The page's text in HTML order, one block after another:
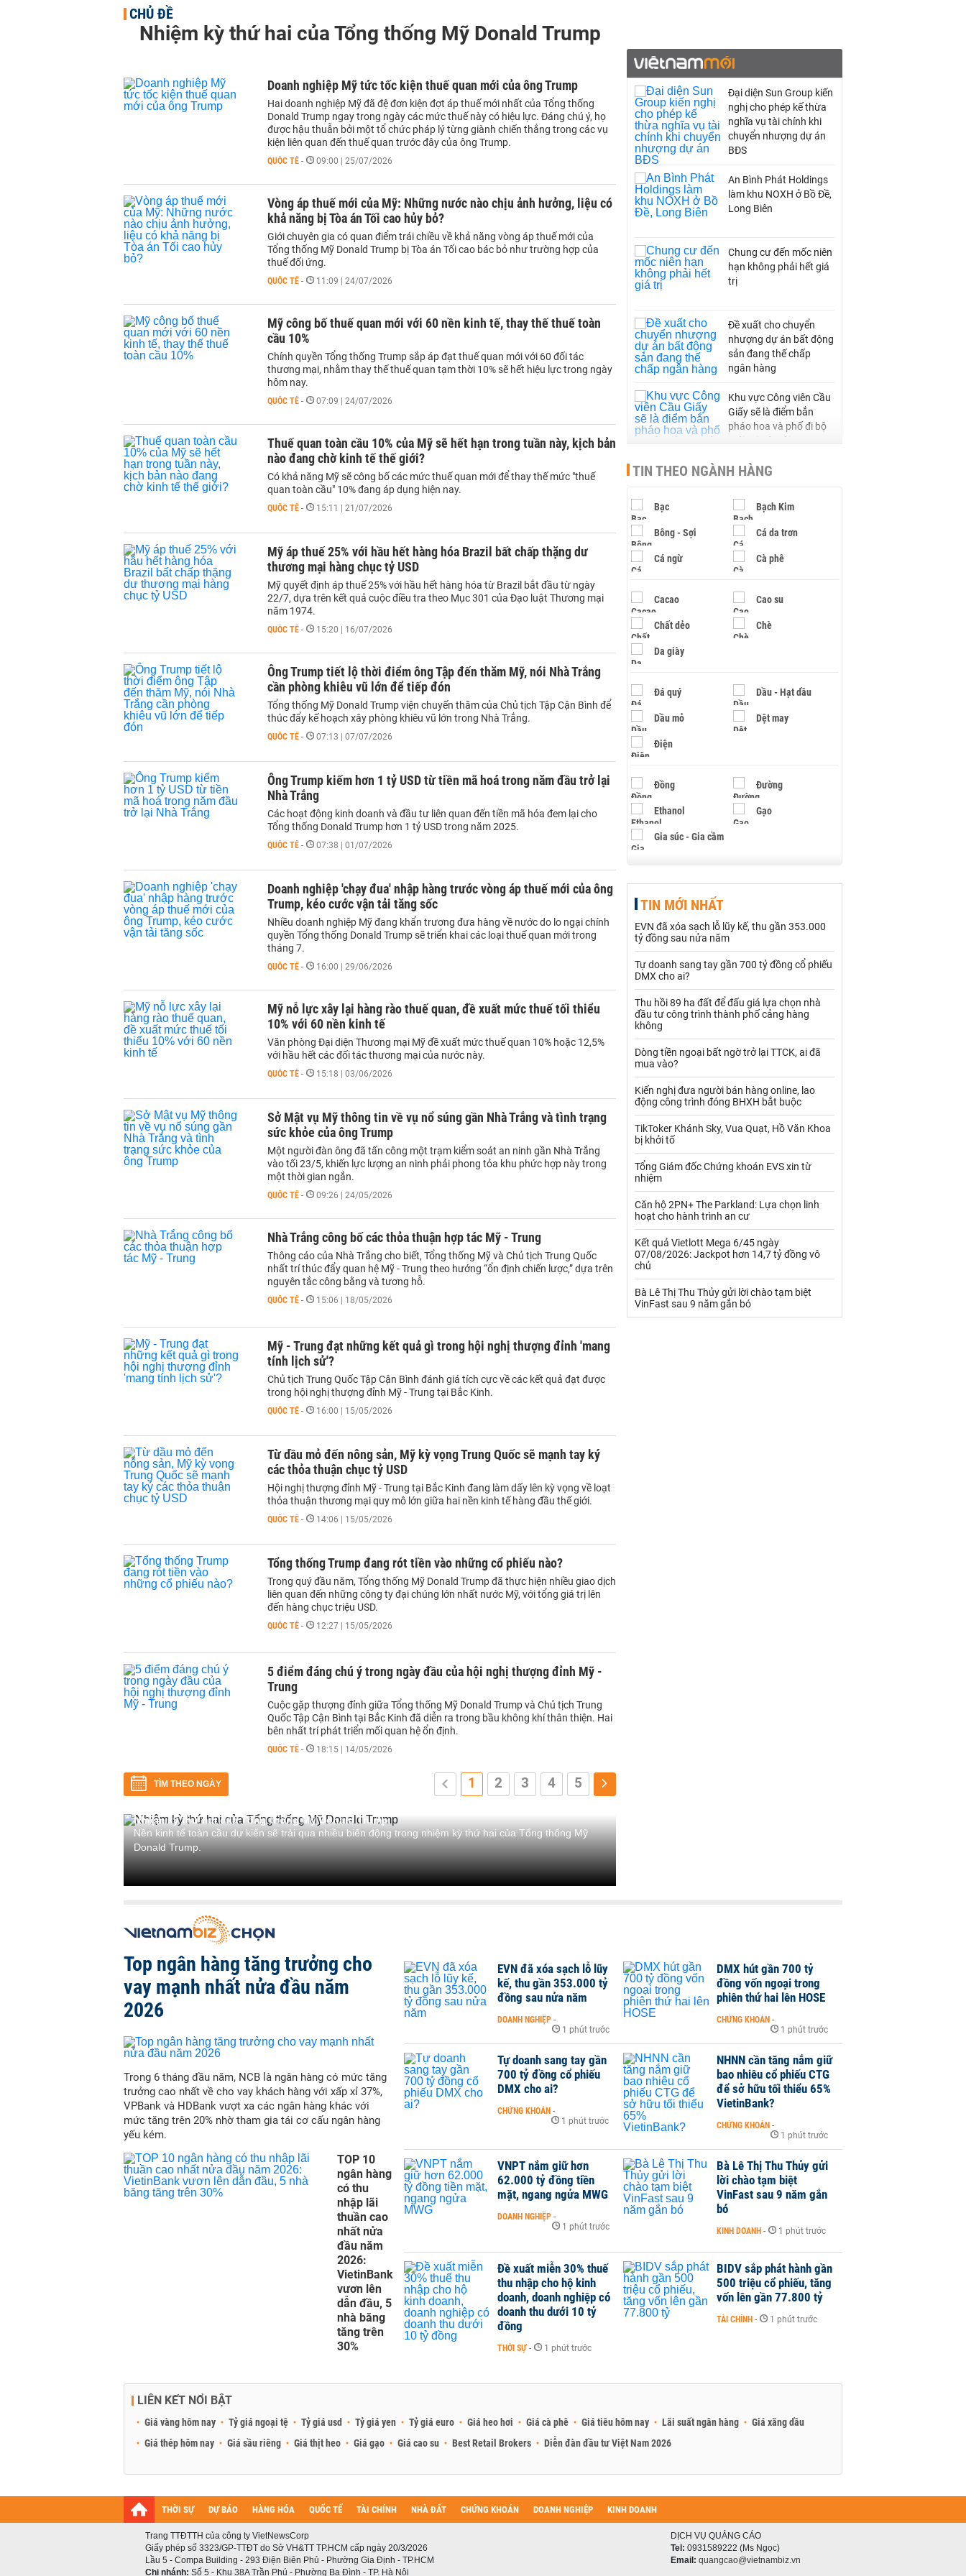
CHỦ ĐỀ
Nhiệm kỳ thứ hai của Tổng thống Mỹ Donald Trump
Doanh nghiệp Mỹ tức tốc kiện thuế quan mới của ông Trump
Hai doanh nghiệp Mỹ đã đệ đơn kiện đợt áp thuế mới nhất của Tổng thống
Donald Trump ngay trong ngày các mức thuế này có hiệu lực. Đáng chú ý, họ
được hậu thuẫn bởi một tổ chức pháp lý từng giành chiến thắng trong các vụ
kiện liên quan đến thuế quan trước đây của ông Trump.
QUỐC TẾ - 09:00 | 25/07/2026
Vòng áp thuế mới của Mỹ: Những nước nào chịu ảnh hưởng, liệu có
khả năng bị Tòa án Tối cao hủy bỏ?
Giới chuyên gia có quan điểm trái chiều về khả năng vòng áp thuế mới của
Tổng thống Mỹ Donald Trump bị Tòa án Tối cao bác bỏ như trường hợp của
thuế đối ứng.
QUỐC TẾ - 11:09 | 24/07/2026
Mỹ công bố thuế quan mới với 60 nền kinh tế, thay thế thuế toàn
cầu 10%
Chính quyền Tổng thống Trump sắp áp đạt thuế quan mới với 60 đối tác
thương mại, nhằm thay thế thuế quan tạm thời 10% sẽ hết hiệu lực trong ngày
hôm nay.
QUỐC TẾ - 07:09 | 24/07/2026
Thuế quan toàn cầu 10% của Mỹ sẽ hết hạn trong tuần này, kịch bản
nào đang chờ kinh tế thế giới?
Có khả năng Mỹ sẽ công bố các mức thuế quan mới để thay thế mức "thuế
quan toàn cầu" 10% đang áp dụng hiện nay.
QUỐC TẾ - 15:11 | 21/07/2026
Mỹ áp thuế 25% với hầu hết hàng hóa Brazil bất chấp thặng dư
thương mại hàng chục tỷ USD
Mỹ quyết định áp thuế 25% với hầu hết hàng hóa từ Brazil bắt đầu từ ngày
22/7, dựa trên kết quả cuộc điều tra theo Mục 301 của Đạo luật Thương mại
năm 1974.
QUỐC TẾ - 15:20 | 16/07/2026
Ông Trump tiết lộ thời điểm ông Tập đến thăm Mỹ, nói Nhà Trắng
cần phòng khiêu vũ lớn để tiếp đón
Tổng thống Mỹ Donald Trump viện chuyến thăm của Chủ tịch Tập Cận Bình để
thúc đẩy kế hoạch xây phòng khiêu vũ lớn trong Nhà Trắng.
QUỐC TẾ - 07:13 | 07/07/2026
Ông Trump kiếm hơn 1 tỷ USD từ tiền mã hoá trong năm đầu trở lại
Nhà Trắng
Các hoạt động kinh doanh và đầu tư liên quan đến tiền mã hóa đem lại cho
Tổng thống Donald Trump hơn 1 tỷ USD trong năm 2025.
QUỐC TẾ - 07:38 | 01/07/2026
Doanh nghiệp 'chạy đua' nhập hàng trước vòng áp thuế mới của ông
Trump, kéo cước vận tải tăng sốc
Nhiều doanh nghiệp Mỹ đang khẩn trương đưa hàng về nước do lo ngại chính
quyền Tổng thống Donald Trump sẽ triển khai các loại thuế quan mới trong
tháng 7.
QUỐC TẾ - 16:00 | 29/06/2026
Mỹ nỗ lực xây lại hàng rào thuế quan, đề xuất mức thuế tối thiểu
10% với 60 nền kinh tế
Văn phòng Đại diện Thương mại Mỹ đề xuất mức thuế quan 10% hoặc 12,5%
với hầu hết các đối tác thương mại của nước này.
QUỐC TẾ - 15:18 | 03/06/2026
Sở Mật vụ Mỹ thông tin về vụ nổ súng gần Nhà Trắng và tình trạng
sức khỏe của ông Trump
Một người đàn ông đã tấn công một trạm kiểm soát an ninh gần Nhà Trắng
vào tối 23/5, khiến lực lượng an ninh phải phong tỏa khu phức hợp này trong
một thời gian ngắn.
QUỐC TẾ - 09:26 | 24/05/2026
Nhà Trắng công bố các thỏa thuận hợp tác Mỹ - Trung
Thông cáo của Nhà Trắng cho biết, Tổng thống Mỹ và Chủ tịch Trung Quốc
nhất trí thúc đẩy quan hệ Mỹ - Trung theo hướng “ổn định chiến lược,” dựa trên
nguyên tắc công bằng và tương hỗ.
QUỐC TẾ - 15:06 | 18/05/2026
Mỹ - Trung đạt những kết quả gì trong hội nghị thượng đỉnh 'mang
tính lịch sử'?
Chủ tịch Trung Quốc Tập Cận Bình đánh giá tích cực về các kết quả đạt được
trong hội nghị thượng đỉnh Mỹ - Trung tại Bắc Kinh.
QUỐC TẾ - 16:00 | 15/05/2026
Từ dầu mỏ đến nông sản, Mỹ kỳ vọng Trung Quốc sẽ mạnh tay ký
các thỏa thuận chục tỷ USD
Hội nghị thượng đỉnh Mỹ - Trung tại Bắc Kinh đang làm dấy lên kỳ vọng về loạt
thỏa thuận thương mại quy mô lớn giữa hai nền kinh tế hàng đầu thế giới.
QUỐC TẾ - 14:06 | 15/05/2026
Tổng thống Trump đang rót tiền vào những cổ phiếu nào?
Trong quý đầu năm, Tổng thống Mỹ Donald Trump đã thực hiện nhiều giao dịch
liên quan đến những công ty đại chúng lớn nhất nước Mỹ, với tổng giá trị lên
đến hàng chục triệu USD.
QUỐC TẾ - 12:27 | 15/05/2026
5 điểm đáng chú ý trong ngày đầu của hội nghị thượng đỉnh Mỹ -
Trung
Cuộc gặp thượng đỉnh giữa Tổng thống Mỹ Donald Trump và Chủ tịch Trung
Quốc Tập Cận Bình tại Bắc Kinh đã diễn ra trong bầu không khí thân thiện. Hai
bên nhất trí phát triển mối quan hệ ổn định.
QUỐC TẾ - 18:15 | 14/05/2026
TÌM THEO NGÀY 1 2 3 4 5
Nhiệm kỳ thứ hai của Tổng thống Mỹ Donald Trump
Nền kinh tế toàn cầu dự kiến sẽ trải qua nhiều biến động trong nhiệm kỳ thứ hai của Tổng thống Mỹ
Donald Trump.
Đại diện Sun Group kiến
nghị cho phép kế thừa
nghĩa vụ tài chính khi
chuyển nhượng dự án
BĐS
An Bình Phát Holdings
làm khu NOXH ở Bồ Đề,
Long Biên
Chung cư đến mốc niên
hạn không phải hết giá
trị
Đề xuất cho chuyển
nhượng dự án bất động
sản đang thế chấp
ngân hàng
Khu vực Công viên Cầu
Giấy sẽ là điểm bắn
pháo hoa và phố đi bộ
mới tại Hà Nội
Bổ sung 27 km đường
Châu Đốc - Cần Thơ -
Sóc Trăng, hoàn thành
sau một năm
Hưng Yên sắp xây
đường Phố Hiến - Hưng
tuyến đường sắt đô thị
chạy song song
TIN THEO NGÀNH HÀNG
Bạc Bạch Kim
Bông - Sợi Cá da trơn
Cá ngừ Cà phê
Cacao Cao su
Chất dẻo Chè
Da giày
Đá quý Dầu - Hạt dầu
Dầu mỏ Dệt may
Điện
Đồng Đường
Ethanol Gạo
Gia súc - Gia cầm
Hạt điều
Khí đốt
Kim loại khác Mắc ca
Muối Ngũ cốc
Nhựa - Hạt nhựa
Palladium
Rau - Củ -Quả Sắt thép
Sữa
Than Thức ăn chăn nuôi
Thủy hải sản khác
Vàng
VLXD khác Xăng dầu
TIN MỚI NHẤT
EVN đã xóa sạch lỗ lũy kế, thu gần 353.000
tỷ đồng sau nửa năm
Tự doanh sang tay gần 700 tỷ đồng cổ phiếu
DMX cho ai?
Thu hồi 89 ha đất để đấu giá lựa chọn nhà
đầu tư công trình thành phố cảng hàng
không
Dòng tiền ngoại bất ngờ trở lại TTCK, ai đã
mua vào?
Kiến nghị đưa người bán hàng online, lao
động công trình đóng BHXH bắt buộc
TikToker Khánh Sky, Vua Quạt, Hồ Văn Khoa
bị khởi tố
Tổng Giám đốc Chứng khoán EVS xin từ
nhiệm
Căn hộ 2PN+ The Parkland: Lựa chọn linh
hoạt cho hành trình an cư
Kết quả Vietlott Mega 6/45 ngày
07/08/2026: Jackpot hơn 14,7 tỷ đồng vô
chủ
Bà Lê Thị Thu Thủy gửi lời chào tạm biệt
VinFast sau 9 năm gắn bó
Top ngân hàng tăng trưởng cho
vay mạnh nhất nửa đầu năm
2026
Trong 6 tháng đầu năm, NCB là ngân hàng có mức tăng
trưởng cao nhất về cho vay khách hàng với xấp xỉ 37%,
VPBank và HDBank vượt xa các ngân hàng khác với
mức tăng trên 20% nhờ tham gia tái cơ cấu ngân hàng
yếu kém.
TOP 10
ngân hàng
có thu
nhập lãi
thuần cao
nhất nửa
đầu năm
2026:
VietinBank
vươn lên
dẫn đầu, 5
nhà băng
tăng trên
30%
EVN đã xóa sạch lỗ lũy
kế, thu gần 353.000 tỷ
đồng sau nửa năm
DOANH NGHIỆP -
1 phút trước
DMX hút gần 700 tỷ
đồng vốn ngoại trong
phiên thứ hai lên HOSE
CHỨNG KHOÁN -
1 phút trước
Tự doanh sang tay gần
700 tỷ đồng cổ phiếu
DMX cho ai?
CHỨNG KHOÁN -
1 phút trước
NHNN cần tăng nắm giữ
bao nhiêu cổ phiếu CTG
để sở hữu tối thiểu 65%
VietinBank?
CHỨNG KHOÁN -
1 phút trước
VNPT nắm giữ hơn
62.000 tỷ đồng tiền
mặt, ngang ngửa MWG
DOANH NGHIỆP -
1 phút trước
Bà Lê Thị Thu Thủy gửi
lời chào tạm biệt
VinFast sau 9 năm gắn
bó
KINH DOANH - 1 phút trước
Đề xuất miễn 30% thuế
thu nhập cho hộ kinh
doanh, doanh nghiệp có
doanh thu dưới 10 tỷ
đồng
THỜI SỰ - 1 phút trước
BIDV sắp phát hành gần
500 triệu cổ phiếu, tăng
vốn lên gần 77.800 tỷ
TÀI CHÍNH - 1 phút trước
LIÊN KẾT NỔI BẬT
Giá vàng hôm nay Tỷ giá ngoại tệ Tỷ giá usd Tỷ giá yen Tỷ giá euro Giá heo hơi Giá cà phê Giá tiêu hôm nay Lãi suất ngân hàng
Giá xăng dầu
Giá thép hôm nay
Giá sầu riêng Giá thịt heo Giá gạo Giá cao su Best Retail Brokers Diễn đàn đầu tư Việt Nam 2026
THỜI SỰ DỰ BÁO HÀNG HÓA QUỐC TẾ TÀI CHÍNH NHÀ ĐẤT CHỨNG KHOÁN DOANH NGHIỆP KINH DOANH
Trang TTĐTTH của công ty VietNewsCorp
Giấy phép số 3323/GP-TTĐT do Sở VH&TT TP.HCM cấp ngày 20/3/2026
Lầu 5 - Compa Building - 293 Điện Biên Phủ - Phường Gia Định - TP.HCM
Chi nhánh: Số 5 - Khu 38A Trần Phú - Phường Ba Đình - TP. Hà Nội
DỊCH VỤ QUẢNG CÁO
Tel: 0931589222 (Ms Ngọc)
Email: quangcao@vietnambiz.vn